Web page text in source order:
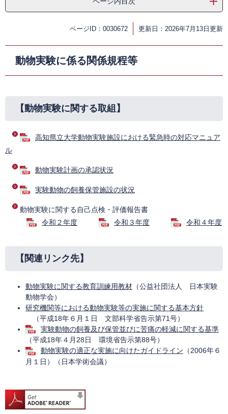
ページID：0030672 更新日：2026年7月13日更新
動物実験に係る関係規程等
【動物実験に関する取組】
高知県立大学動物実験施設における緊急時の対応マニュア
ル
動物実験計画の承認状況
実験動物の飼養保管施設の状況
動物実験に関する自己点検・評価報告書
令和２年度
令和３年度 令和４年度
【関連リンク先】
動物実験に関する教育訓練用教材 （公益社団法人 日本実験
動物学会）
研究機関等における動物実験等の実施に関する基本方針
（平成18年６月１日 文部科学省告示第71号）
実験動物の飼養及び保管並びに苦痛の軽減に関する基準
（平成18年４月28日 環境省告示第88号）
動物実験の適正な実施に向けたガイドライン （2006年６
月１日）（日本学術会議）